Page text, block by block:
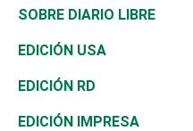
José Boquete
Reportajes
Asia
África
Ocenanía
Caribe
Consumo
Vivienda
Telecom.
Global y variable
Belleza
Buena Vida
Sociales
Novedades
Golf
Ciclismo
Tenis
Olimpismo
De buena tinta
En Directo
El Espía
Noticiero Poteleche
Clima
Tecnología
Historia
Martes de tecnología
Mundo
Economía
Revista
Deportes
SOBRE DIARIO LIBRE
EDICIÓN USA
EDICIÓN RD
EDICIÓN IMPRESA